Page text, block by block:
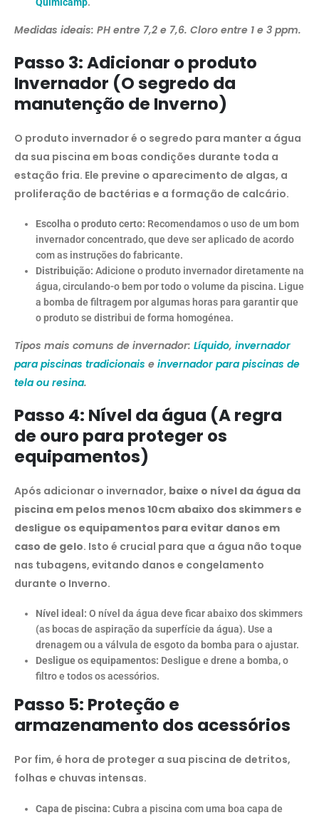
Quimicamp.
Medidas ideais: PH entre 7,2 e 7,6. Cloro entre 1 e 3 ppm.
Passo 3: Adicionar o produto
Invernador (O segredo da
manutenção de Inverno)
O produto invernador é o segredo para manter a água
da sua piscina em boas condições durante toda a
estação fria. Ele previne o aparecimento de algas, a
proliferação de bactérias e a formação de calcário.
Escolha o produto certo: Recomendamos o uso de um bom
invernador concentrado, que deve ser aplicado de acordo
com as instruções do fabricante.
Distribuição: Adicione o produto invernador diretamente na
água, circulando-o bem por todo o volume da piscina. Ligue
a bomba de filtragem por algumas horas para garantir que
o produto se distribui de forma homogénea.
Tipos mais comuns de invernador: Líquido, invernador
para piscinas tradicionais e invernador para piscinas de
tela ou resina.
Passo 4: Nível da água (A regra
de ouro para proteger os
equipamentos)
Após adicionar o invernador, baixe o nível da água da
piscina em pelos menos 10cm abaixo dos skimmers e
desligue os equipamentos para evitar danos em
caso de gelo. Isto é crucial para que a água não toque
nas tubagens, evitando danos e congelamento
durante o Inverno.
Nível ideal: O nível da água deve ficar abaixo dos skimmers
(as bocas de aspiração da superfície da água). Use a
drenagem ou a válvula de esgoto da bomba para o ajustar.
Desligue os equipamentos: Desligue e drene a bomba, o
filtro e todos os acessórios.
Passo 5: Proteção e
armazenamento dos acessórios
Por fim, é hora de proteger a sua piscina de detritos,
folhas e chuvas intensas.
Capa de piscina: Cubra a piscina com uma boa capa de